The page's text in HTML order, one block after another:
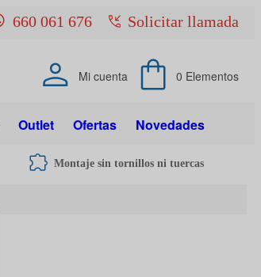
660 061 676 Solicitar llamada
Mi cuenta 0 Elementos
Outlet Ofertas Novedades
Montaje sin tornillos ni tuercas